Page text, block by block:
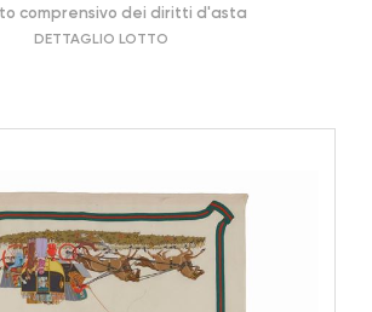
comprensivo dei diritti d'asta
DETTAGLIO LOTTO